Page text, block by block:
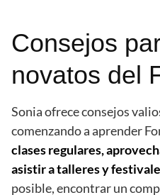
Consejos
novatos del
Sonia ofrece consejos
comenzando a aprender
clases regulares,
asistir a talleres y
posible, encontrar un